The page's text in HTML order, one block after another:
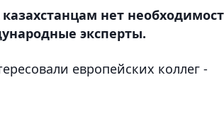
нет
эксперты.
европейских коллег -